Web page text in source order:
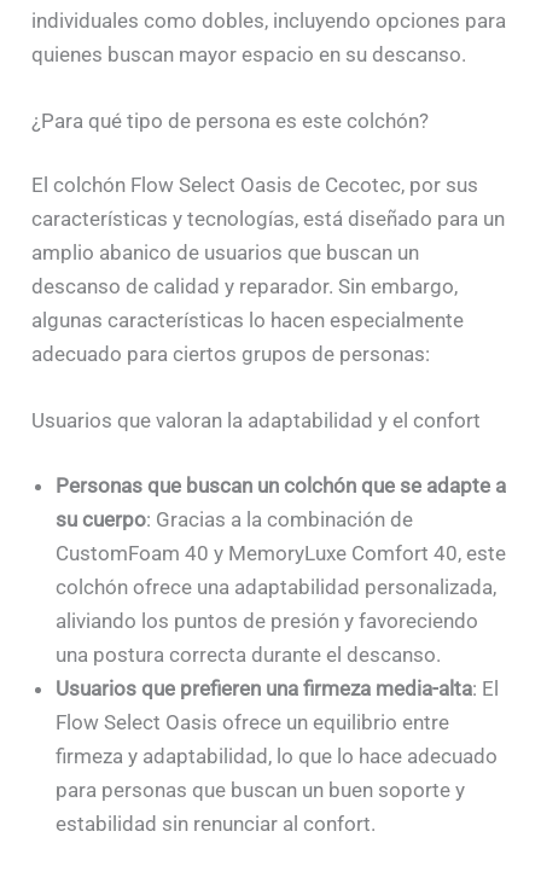
individuales como dobles, incluyendo opciones para
quienes buscan mayor espacio en su descanso.
¿Para qué tipo de persona es este colchón?
El colchón Flow Select Oasis de Cecotec, por sus
características y tecnologías, está diseñado para un
amplio abanico de usuarios que buscan un
descanso de calidad y reparador. Sin embargo,
algunas características lo hacen especialmente
adecuado para ciertos grupos de personas:
Usuarios que valoran la adaptabilidad y el confort
Personas que buscan un colchón que se adapte a
su cuerpo: Gracias a la combinación de
CustomFoam 40 y MemoryLuxe Comfort 40, este
colchón ofrece una adaptabilidad personalizada,
aliviando los puntos de presión y favoreciendo
una postura correcta durante el descanso.
Usuarios que prefieren una firmeza media-alta: El
Flow Select Oasis ofrece un equilibrio entre
firmeza y adaptabilidad, lo que lo hace adecuado
para personas que buscan un buen soporte y
estabilidad sin renunciar al confort.